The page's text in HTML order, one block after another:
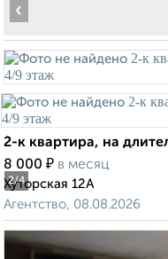
2/4
‹
2-к квартира, на
8 000 ₽ в месяц
Хуторская 12А
Агентство, 08.08.2026